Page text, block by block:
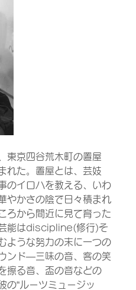
東京四谷荒木町の置屋
れた。置屋とは、芸妓
のイロハを教える、いわ
やかさの陰で日々積まれ
ろから間近に見て育った
能はdiscipline(修行)そ
ような努力の末に一つの
ンド―三味の音、客の笑
擦る音、盃の音などの
の“ルーツミュージッ